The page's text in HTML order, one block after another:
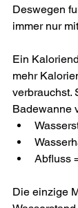
Deswegen
immer nur
Ein
mehr
verbrauchst.
Badewanne
Abfluss
Die einzige